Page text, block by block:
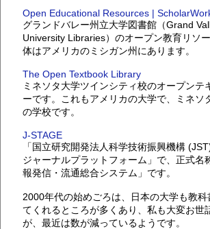
Open Educational Resources |
グランドバレー州立大学図書館（Grand
University Libraries）のオープン教育リソ
体はアメリカのミシガン州にあります。
The Open Textbook Library
ミネソタ大学ツインシティ校のオープンテ
ーです。これもアメリカの大学で、ミネソ
の学校です。
J-STAGE
「国立研究開発法人科学技術振興機構
ジャーナルプラットフォーム」で、正式名
報発信・流通総合システム」です。
2000年代の始めごろは、日本の大学も教科
てくれるところが多くあり、私も大変お世
が、最近は数が減っているようです。